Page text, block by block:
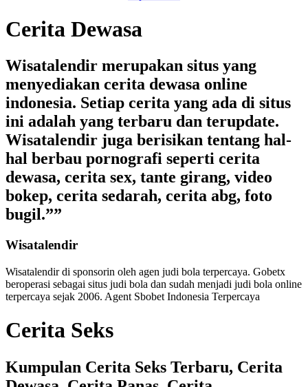
Cerita Dewasa
Wisatalendir merupakan situs yang
menyediakan cerita dewasa online
indonesia. Setiap cerita yang ada di situs
ini adalah yang terbaru dan terupdate.
Wisatalendir juga berisikan tentang hal-
hal berbau pornografi seperti cerita
dewasa, cerita sex, tante girang, video
bokep, cerita sedarah, cerita abg, foto
bugil.””
Wisatalendir
Wisatalendir di sponsorin oleh agen judi bola terpercaya. Gobetx
beroperasi sebagai situs judi bola dan sudah menjadi judi bola online
terpercaya sejak 2006. Agent Sbobet Indonesia Terpercaya
Cerita Seks
Kumpulan Cerita Seks Terbaru, Cerita